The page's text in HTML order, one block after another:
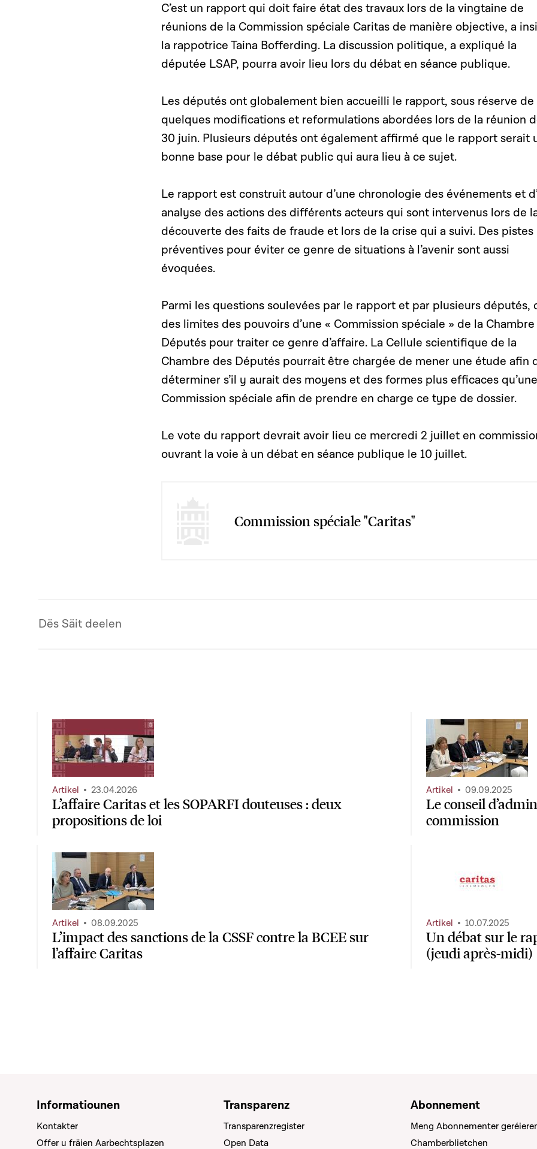
C’est un rapport qui doit faire état des travaux lors de la vingtaine de
réunions de la Commission spéciale Caritas de manière objective, a
la rappotrice Taina Bofferding. La discussion politique, a expliqué la
députée LSAP, pourra avoir lieu lors du débat en séance publique.
Les députés ont globalement bien accueilli le rapport, sous réserve de
quelques modifications et reformulations abordées lors de la réunion
30 juin. Plusieurs députés ont également affirmé que le rapport serait
bonne base pour le débat public qui aura lieu à ce sujet.
Le rapport est construit autour d’une chronologie des événements et
analyse des actions des différents acteurs qui sont intervenus lors de
découverte des faits de fraude et lors de la crise qui a suivi. Des pistes
préventives pour éviter ce genre de situations à l’avenir sont aussi
évoquées.
Parmi les questions soulevées par le rapport et par plusieurs députés,
des limites des pouvoirs d’une « Commission spéciale » de la
Députés pour traiter ce genre d’affaire. La Cellule scientifique de la
Chambre des Députés pourrait être chargée de mener une étude afin
déterminer s’il y aurait des moyens et des formes plus efficaces qu’une
Commission spéciale afin de prendre en charge ce type de dossier.
Le vote du rapport devrait avoir lieu ce mercredi 2 juillet en
ouvrant la voie à un débat en séance publique le 10 juillet.
Commission spéciale "Caritas"
Dës Säit deelen
L’affaire Caritas et les SOPARFI douteuses : deux
propositions de loi
Artikel 23.04.2026
Le conseil
commission
Artikel 09.09.2025
L’impact des sanctions de la CSSF contre la BCEE sur
l’affaire Caritas
Artikel 08.09.2025
Un débat sur le
(jeudi après-midi)
Artikel 10.07.2025
Informatiounen
Kontakter
Offer u fräien Aarbechtsplazen
Transparenz
Transparenzregister
Open Data
Abonnement
Meng Abonnementer
Chamberblietchen